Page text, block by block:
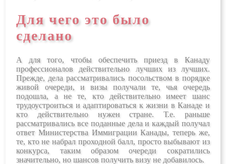
Для чего это было
сделано
А для того, чтобы обеспечить приезд в Канаду
профессионалов действительно лучших из лучших.
Прежде, дела рассматривались посольством в порядке
живой очереди, и визы получали те, чья очередь
подошла, а не те, кто действительно имеет шанс
трудоустроиться и адаптироваться к жизни в Канаде и
кто действительно нужен стране. Т.е. раньше
рассматривались все поданные дела и каждый получал
ответ Министерства Иммиграции Канады, теперь же,
те, кто не набрал проходной балл, просто выбывают из
конкурса, таким образом очереди сократились
значительно, но шансов получить визу не добавилось.